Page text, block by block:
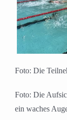
Foto: Die
Foto: Die
ein waches